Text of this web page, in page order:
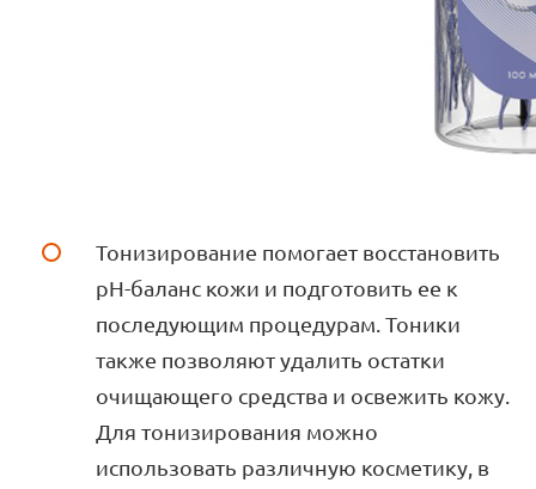
Тонизирование помогает восстановить
pH-баланс кожи и подготовить ее к
последующим процедурам. Тоники
также позволяют удалить остатки
очищающего средства и освежить кожу.
Для тонизирования можно
использовать различную косметику, в